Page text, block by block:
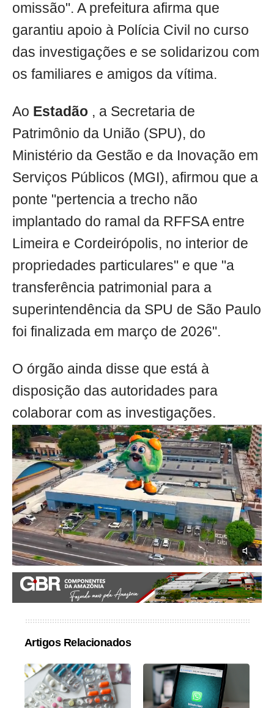
omissão". A prefeitura afirma que
garantiu apoio à Polícia Civil no curso
das investigações e se solidarizou com
os familiares e amigos da vítima.
Ao Estadão , a Secretaria de
Patrimônio da União (SPU), do
Ministério da Gestão e da Inovação em
Serviços Públicos (MGI), afirmou que a
ponte "pertencia a trecho não
implantado do ramal da RFFSA entre
Limeira e Cordeirópolis, no interior de
propriedades particulares" e que "a
transferência patrimonial para a
superintendência da SPU de São Paulo
foi finalizada em março de 2026".
O órgão ainda disse que está à
disposição das autoridades para
colaborar com as investigações.
Artigos Relacionados